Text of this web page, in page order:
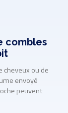
combles
cheveux ou de
envoyé
peuvent